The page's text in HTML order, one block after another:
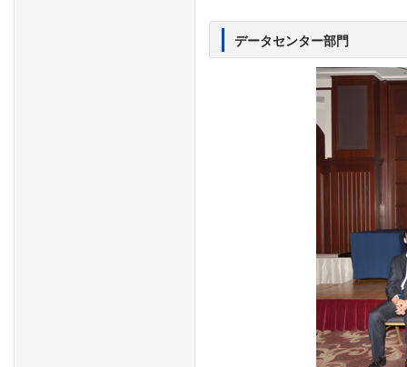
データセンター部門